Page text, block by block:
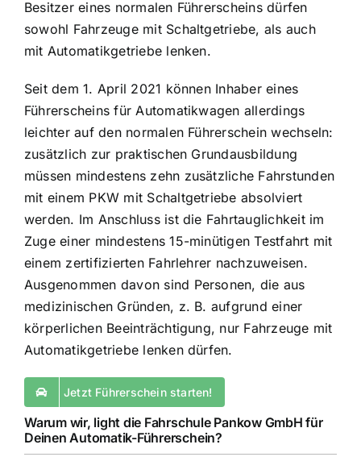
Besitzer eines normalen Führerscheins dürfen
sowohl Fahrzeuge mit Schaltgetriebe, als auch
mit Automatikgetriebe lenken.
Seit dem 1. April 2021 können Inhaber eines
Führerscheins für Automatikwagen allerdings
leichter auf den normalen Führerschein wechseln:
zusätzlich zur praktischen Grundausbildung
müssen mindestens zehn zusätzliche Fahrstunden
mit einem PKW mit Schaltgetriebe absolviert
werden. Im Anschluss ist die Fahrtauglichkeit im
Zuge einer mindestens 15-minütigen Testfahrt mit
einem zertifizierten Fahrlehrer nachzuweisen.
Ausgenommen davon sind Personen, die aus
medizinischen Gründen, z. B. aufgrund einer
körperlichen Beeinträchtigung, nur Fahrzeuge mit
Automatikgetriebe lenken dürfen.
Jetzt Führerschein starten!
Warum wir, light die Fahrschule Pankow GmbH für
Deinen Automatik-Führerschein?